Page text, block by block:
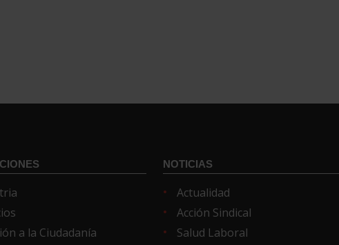
a la Ciudadanía
NOTICIAS
Actualidad
Acción Sindical
Salud Laboral